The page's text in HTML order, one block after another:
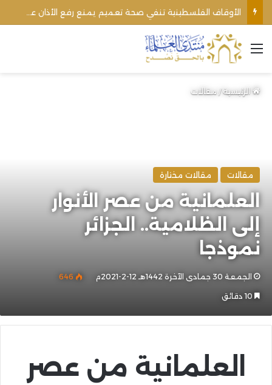
القائمة
الرئيسية/مقالات
مقالات مقالات مختارة
العلمانية من عصر الأنوار
إلى الظلامية.. الجزائر
نموذجا
الجمعة 30 جمادى الآخرة 1442هـ 12-2-2021م 646
العلمانية من عصر